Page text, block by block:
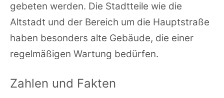
gebeten werden. Die Stadtteile wie die
Altstadt und der Bereich um die Hauptstraße
haben besonders alte Gebäude, die einer
regelmäßigen Wartung bedürfen.
Zahlen und Fakten